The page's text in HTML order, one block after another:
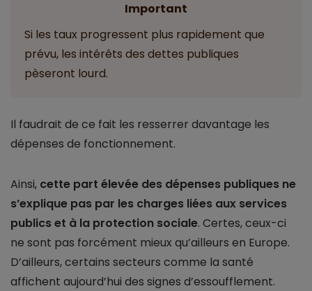
Important
Si les taux progressent plus rapidement que
prévu, les intérêts des dettes publiques
pèseront lourd.
Il faudrait de ce fait les resserrer davantage les
dépenses de fonctionnement.
Ainsi, cette part élevée des dépenses publiques ne
s’explique pas par les charges liées aux services
publics et à la protection sociale. Certes, ceux-ci
ne sont pas forcément mieux qu’ailleurs en Europe.
D’ailleurs, certains secteurs comme la santé
affichent aujourd’hui des signes d’essoufflement.